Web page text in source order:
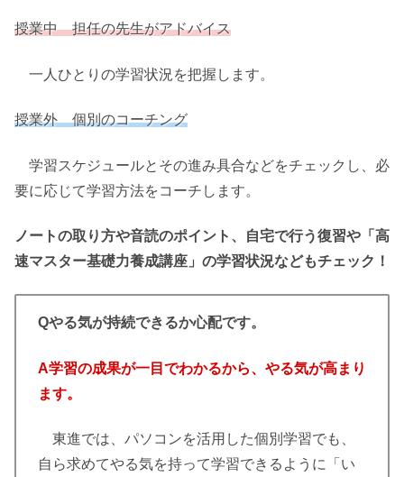
授業中 担任の先生がアドバイス
一人ひとりの学習状況を把握します。
授業外 個別のコーチング
学習スケジュールとその進み具合などをチェックし、必
要に応じて学習方法をコーチします。
ノートの取り方や音読のポイント、自宅で行う復習や「高
速マスター基礎力養成講座」の学習状況などもチェック！
Qやる気が持続できるか心配です。
A学習の成果が一目でわかるから、やる気が高まり
ます。
東進では、パソコンを活用した個別学習でも、
自ら求めてやる気を持って学習できるように「い